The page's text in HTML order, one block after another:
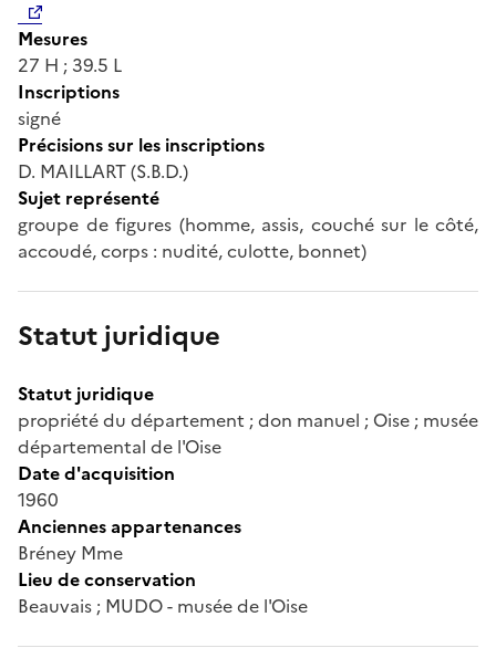
Mesures
27 H ; 39.5 L
Inscriptions
signé
Précisions sur les inscriptions
D. MAILLART (S.B.D.)
Sujet représenté
groupe de figures (homme, assis, couché sur le côté,
accoudé, corps : nudité, culotte, bonnet)
Statut juridique
Statut juridique
propriété du département ; don manuel ; Oise ; musée
départemental de l'Oise
Date d'acquisition
1960
Anciennes appartenances
Bréney Mme
Lieu de conservation
Beauvais ; MUDO - musée de l'Oise